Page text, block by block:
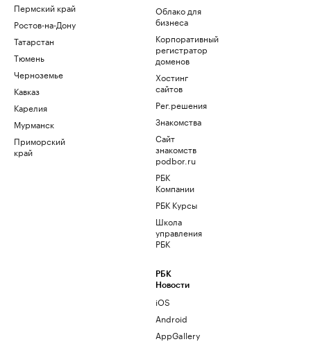
Пермский край
Ростов-на-Дону
Татарстан
Тюмень
Черноземье
Кавказ
Карелия
Мурманск
Приморский
край
Облако для
бизнеса
Корпоративный
регистратор
доменов
Хостинг
сайтов
Рег.решения
Знакомства
Сайт
знакомств
podbor.ru
РБК
Компании
РБК Курсы
Школа
управления
РБК
РБК
Новости
iOS
Android
AppGallery